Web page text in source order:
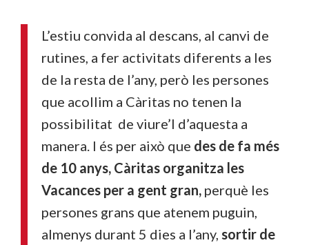
L’estiu convida al descans, al canvi de
rutines, a fer activitats diferents a les
de la resta de l’any, però les persones
que acollim a Càritas no tenen la
possibilitat de viure’l d’aquesta a
manera. I és per això que des de fa més
de 10 anys, Càritas organitza les
Vacances per a gent gran, perquè les
persones grans que atenem puguin,
almenys durant 5 dies a l’any, sortir de